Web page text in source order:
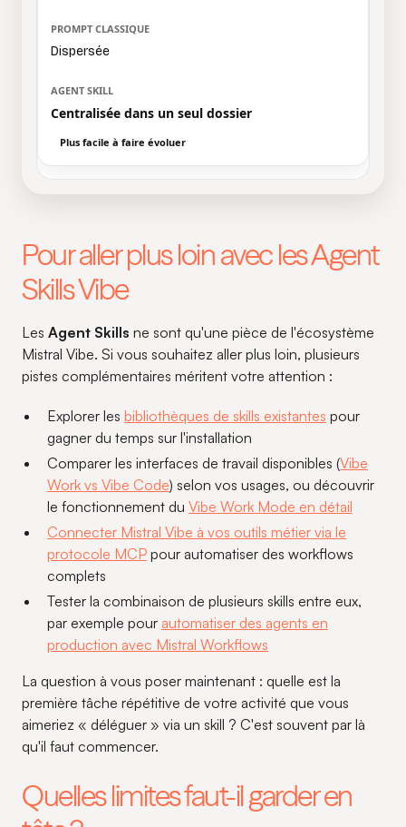
Dispersée
Centralisée dans un seul dossier
Plus facile à faire évoluer
Pour aller plus loin avec les Agent
Skills Vibe
Les Agent Skills ne sont qu'une pièce de l'écosystème
Mistral Vibe. Si vous souhaitez aller plus loin, plusieurs
pistes complémentaires méritent votre attention :
Explorer les bibliothèques de skills existantes pour
gagner du temps sur l'installation
Comparer les interfaces de travail disponibles (Vibe
Work vs Vibe Code) selon vos usages, ou découvrir
le fonctionnement du Vibe Work Mode en détail
Connecter Mistral Vibe à vos outils métier via le
protocole MCP pour automatiser des workflows
complets
Tester la combinaison de plusieurs skills entre eux,
par exemple pour automatiser des agents en
production avec Mistral Workflows
La question à vous poser maintenant : quelle est la
première tâche répétitive de votre activité que vous
aimeriez « déléguer » via un skill ? C'est souvent par là
qu'il faut commencer.
Quelles limites faut-il garder en